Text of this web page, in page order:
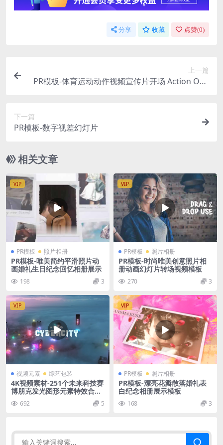
分享 收藏 点赞(0)
上一篇
PR模板-体育运动动作视频宣传片开场 Action Ope
下一篇
PR模板-数字视差幻灯片
相关文章
VIP
PR模板 照片相册
PR模板-唯美简约平滑照片动
画婚礼生日纪念回忆相册展示
198 3
VIP
PR模板 照片相册
PR模板-时尚唯美创意照片相
册动画幻灯片转场视频模板
270 3
VIP
视频元素 综艺包装
4K视频素材-251个未来科技赛
博朋克发光图形元素特效合成
动画 (有透明通道) Cybercity
692 5
VIP
PR模板 照片相册
PR模板-漂亮花瓣散落婚礼表
白纪念相册展示模板
168 3